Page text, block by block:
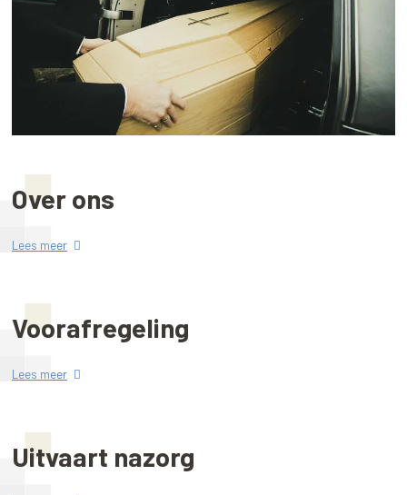
Over ons
Lees meer
Voorafregeling
Lees meer
Uitvaart nazorg